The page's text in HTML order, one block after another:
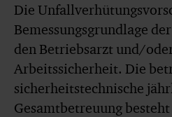
Die
Bemessungsgrundlage
den Betriebsarzt und/
Arbeitssicherheit. Die
sicherheitstechnische
Gesamtbetreuung besteht